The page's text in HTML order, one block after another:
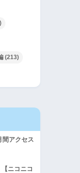
(213)
間アクセス
ニコニコ